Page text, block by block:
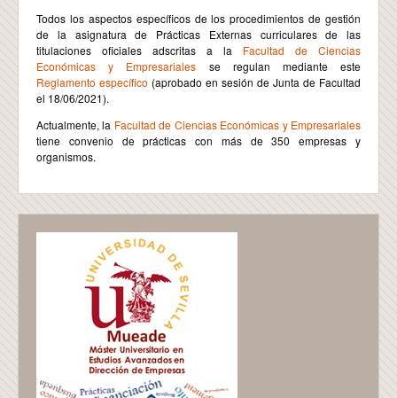
Todos los aspectos específicos de los procedimientos de gestión
de la asignatura de Prácticas Externas curriculares de las
titulaciones oficiales adscritas a la Facultad de Ciencias
Económicas y Empresariales se regulan mediante este
Reglamento específico (aprobado en sesión de Junta de Facultad
el 18/06/2021).
Actualmente, la Facultad de Ciencias Económicas y Empresariales
tiene convenio de prácticas con más de 350 empresas y
organismos.